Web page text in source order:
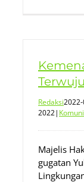
Redaksi
2022|
Majelis
gugatan